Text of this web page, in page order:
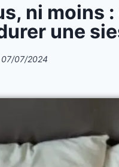
ni moins
une
07/07/2024